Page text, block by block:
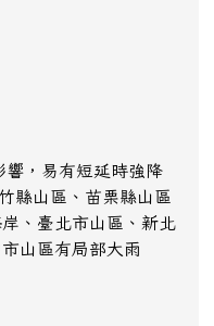
，易有短延時強降
縣山區、苗栗縣山區
、臺北市山區、新北
山區有局部大雨